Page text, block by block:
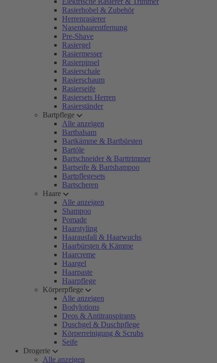
Rasierhobel & Zubehör
Herrenrasierer
Nasenhaarentfernung
Pre-Shave
Rasiergel
Rasiermesser
Rasierpinsel
Rasierschale
Rasierschaum
Rasierseife
Rasiersets Herren
Rasierständer
Bartpflege
Alle anzeigen
Bartbalsam
Bartkämme & Bartbürsten
Bartöle
Bartschneider & Barttrimmer
Bartseife & Bartshampoo
Bartpflegesets
Bartscheren
Haare
Alle anzeigen
Shampoo
Pomade
Haarstyling
Haarausfall & Haarwuchs
Haarbürsten & Kämme
Haarcreme
Haargel
Haarpaste
Haarpflege
Körperpflege
Alle anzeigen
Bodylotions
Deos & Antitranspirants
Duschgel & Duschpflege
Körperreinigung & Scrubs
Seife
Drogerie
Alle anzeigen